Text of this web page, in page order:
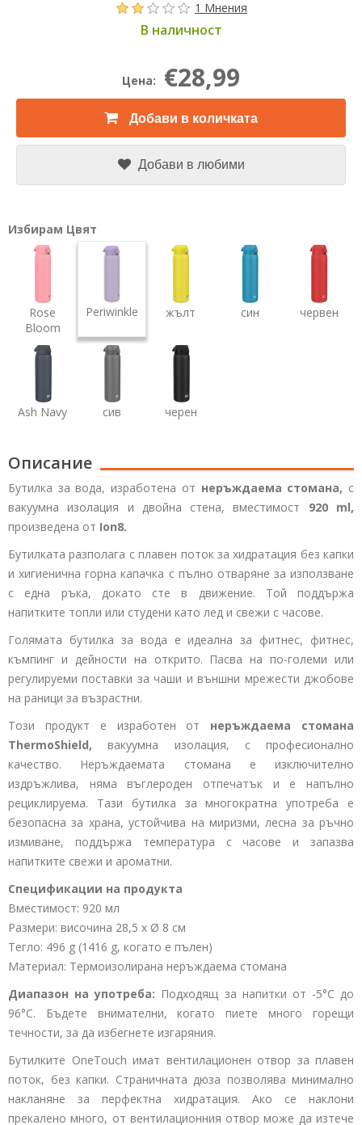
1 Мнения
В наличност
Цена: €28,99
Добави в количката
Добави в любими
Избирам Цвят
Rose
Bloom
Periwinkle жълт син червен
Ash Navy сив черен
Описание
Бутилка за вода, изработена от неръждаема стомана, с
вакуумна изолация и двойна стена, вместимост 920 ml,
произведена от Ion8.
Бутилката разполага с плавен поток за хидратация без капки
и хигиенична горна капачка с пълно отваряне за използване
с една ръка, докато сте в движение. Той поддържа
напитките топли или студени като лед и свежи с часове.
Голямата бутилка за вода е идеална за фитнес, фитнес,
къмпинг и дейности на открито. Пасва на по-големи или
регулируеми поставки за чаши и външни мрежести джобове
на раници за възрастни.
Този продукт е изработен от неръждаема стомана
ThermoShield, вакуумна изолация, с професионално
качество. Неръждаемата стомана е изключително
издръжлива, няма въглероден отпечатък и е напълно
рециклируема. Тази бутилка за многократна употреба е
безопасна за храна, устойчива на миризми, лесна за ръчно
измиване, поддържа температура с часове и запазва
напитките свежи и ароматни.
Спецификации на продукта
Вместимост: 920 мл
Размери: височина 28,5 х Ø 8 см
Тегло: 496 g (1416 g, когато е пълен)
Материал: Термоизолирана неръждаема стомана
Диапазон на употреба: Подходящ за напитки от -5°C до
96°C. Бъдете внимателни, когато пиете много горещи
течности, за да избегнете изгаряния.
Бутилките OneTouch имат вентилационен отвор за плавен
поток, без капки. Страничната дюза позволява минимално
накланяне за перфектна хидратация. Ако се наклони
прекалено много, от вентилационния отвор може да изтече